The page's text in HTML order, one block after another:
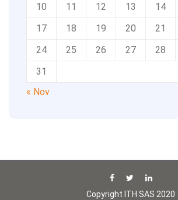
10
11 12 13 14
17
18 19 20 21
24
25 26 27 28
31
« Nov
Copyright ITH SAS 2020